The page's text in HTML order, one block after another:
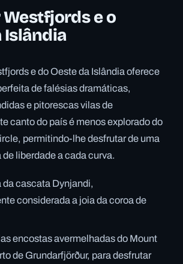
e o
Islândia
e do Oeste da Islândia oferece
de falésias dramáticas,
e pitorescas vilas de
canto do país é menos explorado do
permitindo-lhe desfrutar de uma
liberdade a cada curva.
da cascata Dynjandi,
considerada a joia da coroa de
encostas avermelhadas do Mount
de Grundarfjörður, para desfrutar